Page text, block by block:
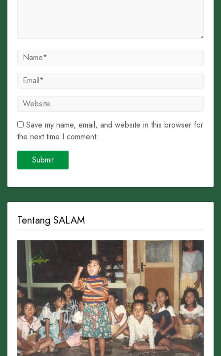
Save my name, email, and website in this browser for
the next time I comment.
Tentang SALAM